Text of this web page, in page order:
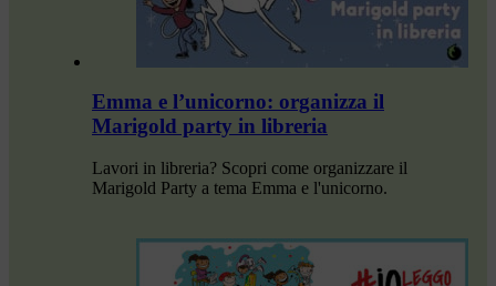
Emma e l’unicorno: organizza il
Marigold party in libreria
Lavori in libreria? Scopri come organizzare il
Marigold Party a tema Emma e l'unicorno.